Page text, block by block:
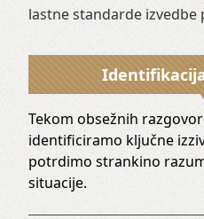
lastne standarde izvedbe
Tekom obsežnih
identificiramo ključne
potrdimo strankino
situacije.